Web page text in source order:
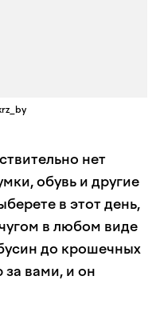
нет
обувь и другие
в этот день,
в любом виде
до крошечных
вами, и он